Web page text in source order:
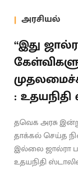
அரசியல்
“இது
:
தவெக அரசு
தாக்கல் செய்த
இல்லை ஜால்ரா
உதயநிதி